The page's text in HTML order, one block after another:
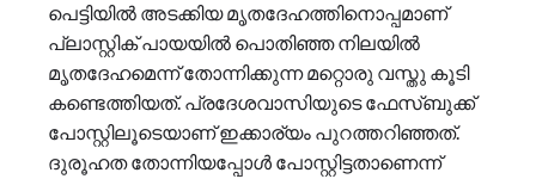
പെട്ടിയില്‍ അടക്കിയ മൃതദേഹത്തിനൊപ്പമാണ്
പ്ലാസ്റ്റിക് പായയില്‍ പൊതിഞ്ഞ നിലയില്‍
മൃതദേഹമെന്ന് തോന്നിക്കുന്ന മറ്റൊരു വസ്തു കൂടി
കണ്ടെത്തിയത്. പ്രദേശവാസിയുടെ ഫേസ്ബുക്ക്
പോസ്റ്റിലൂടെയാണ് ഇക്കാര്യം പുറത്തറിഞ്ഞത്.
ദുരൂഹത തോന്നിയപ്പോള്‍ പോസ്റ്റിട്ടതാണെന്ന്